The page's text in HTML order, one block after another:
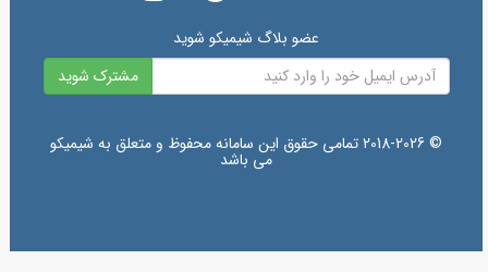
تأمین کنندگان گوگرد + قیمت خرید و فروش،
تأمین کنندگان سولفات مس + قیمت خرید و فروش
تأمین کنندگان سولفات آمونیوم + قیمت خرید و فروش،
تأمین کنندگان برتر باریت + قیمت فروش و خرید
عضو بلاگ شیمیکو شوید
مشترک شوید
© 2018-2026 تمامی حقوق این سامانه محفوظ و متعلق به شیمیکو
می باشد